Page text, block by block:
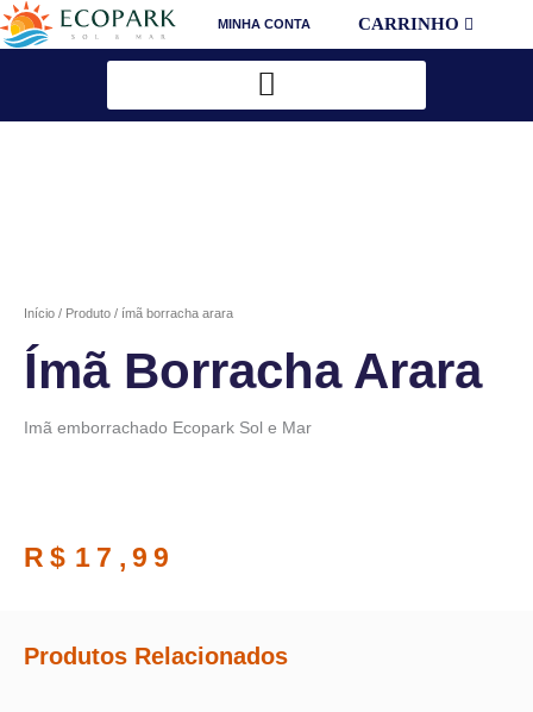
Ir
para
MINHA CONTA CARRINHO
Início / Produto / ímã borracha arara
Ímã Borracha Arara
Imã emborrachado Ecopark Sol e Mar
R$ 17,99
Produtos Relacionados